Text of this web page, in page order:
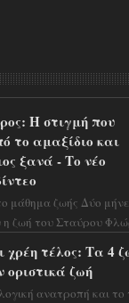
Η στιγμή που
το αμαξίδιο και
ξανά - Το νέο
μάθημα ζωής Δύο
η ζωή του Σταύρου
χρέη τέλος: Τα 4
ζωή
ανατροπή και το